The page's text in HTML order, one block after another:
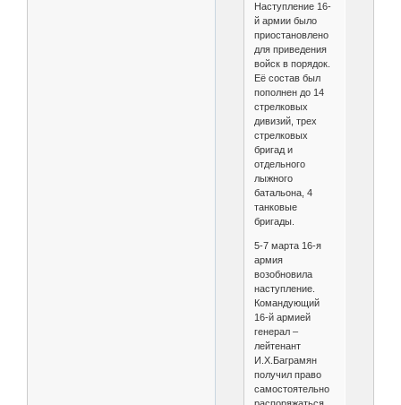
Наступление 16-
й армии было
приостановлено
для приведения
войск в порядок.
Её состав был
пополнен до 14
стрелковых
дивизий, трех
стрелковых
бригад и
отдельного
лыжного
батальона, 4
танковые
бригады.
5-7 марта 16-я
армия
возобновила
наступление.
Командующий
16-й армией
генерал –
лейтенант
И.Х.Баграмян
получил право
самостоятельно